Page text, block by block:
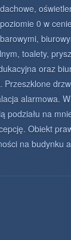
dachowe,
poziomie 0 w
barowymi,
toalety,
oraz
alarmowa.
podziału na
Obiekt
na budynku